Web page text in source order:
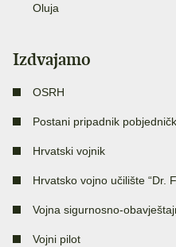
Oluja
Izdvajamo
OSRH
Postani pripadnik
Hrvatski vojnik
Hrvatsko vojno učilište “Dr.
Vojna sigurnosno-
Vojni pilot